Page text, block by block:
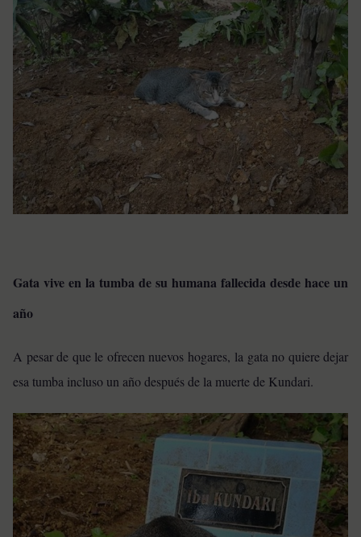
Gata vive en la tumba de su humana fallecida desde hace un
año
A pesar de que le ofrecen nuevos hogares, la gata no quiere dejar
esa tumba incluso un año después de la muerte de Kundari.